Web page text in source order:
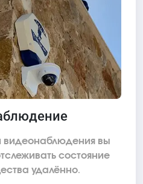
вы
состояние
удалённо.